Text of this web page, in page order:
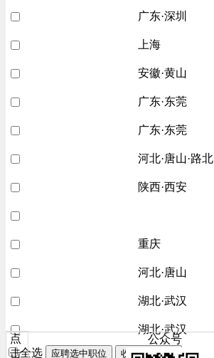
广东·深圳
上海
安徽·黄山
广东·东莞
广东·东莞
河北·唐山·路北
陕西·西安
重庆
河北·唐山
湖北·武汉
湖北·武汉
全选
应聘选中职位 收藏选中职位
点
击
公众号